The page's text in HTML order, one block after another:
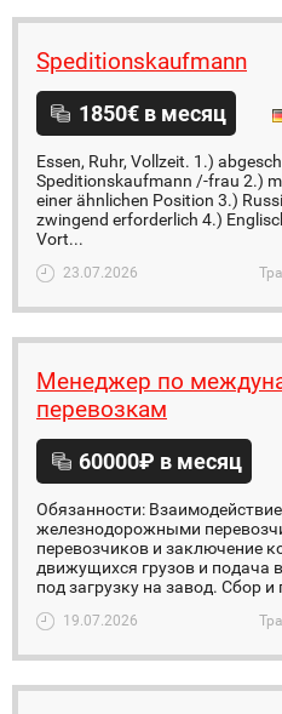
Speditionskaufmann
1850€ в месяц
Essen, Ruhr, Vollzeit. 1.)
Speditionskaufmann /-frau 2.)
einer ähnlichen Position 3.)
zwingend erforderlich 4.)
Vort...
23.07.2026
Менеджер по
перевозкам
60000₽ в месяц
Обязанности:
железнодорожными
перевозчиков и заключение
движущихся грузов и подача
под загрузку на завод. Сбор
19.07.2026